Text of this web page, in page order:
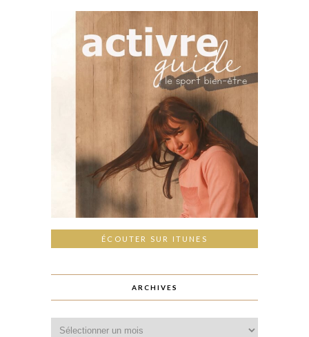
ÉCOUTER SUR ITUNES
ARCHIVES